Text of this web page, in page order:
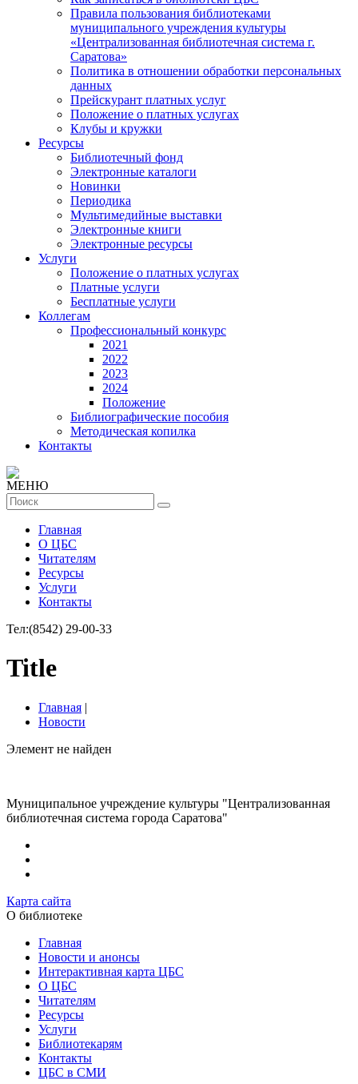
Правила пользования библиотеками
муниципального учреждения культуры
«Централизованная библиотечная система г.
Саратова»
Политика в отношении обработки персональных
данных
Прейскурант платных услуг
Положение о платных услугах
Клубы и кружки
Ресурсы
Библиотечный фонд
Электронные каталоги
Новинки
Периодика
Мультимедийные выставки
Электронные книги
Электронные ресурсы
Услуги
Положение о платных услугах
Платные услуги
Бесплатные услуги
Коллегам
Профессиональный конкурс
2021
2022
2023
2024
Положение
Библиографические пособия
Методическая копилка
Контакты
МЕНЮ
Главная
О ЦБС
Читателям
Ресурсы
Услуги
Контакты
Тел:(8542) 29-00-33
Title
Главная |
Новости
Элемент не найден
Муниципальное учреждение культуры "Централизованная
библиотечная система города Саратова"
Карта сайта
О библиотеке
Главная
Новости и анонсы
Интерактивная карта ЦБС
О ЦБС
Читателям
Ресурсы
Услуги
Библиотекарям
Контакты
ЦБС в СМИ